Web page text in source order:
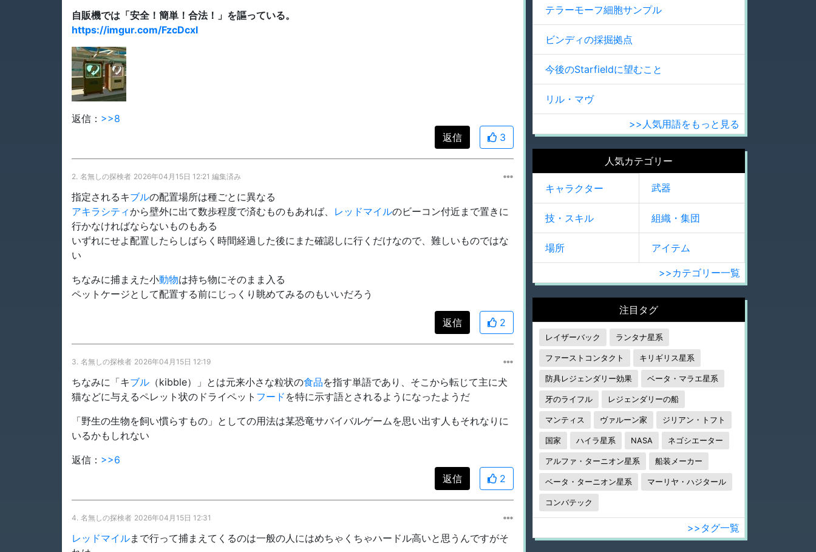
自販機では「安全！簡単！合法！」を謳っている。
https://imgur.com/FzcDcxI
返信： >>8
返信
3
2. 名無しの探検者 2026年04月15日 12:21 編集済み
指定されるキブルの配置場所は種ごとに異なる
アキラシティから壁外に出て数歩程度で済むものもあれば、 レッドマイルのビーコン付近まで置きに
行かなければならないものもある
いずれにせよ配置したらしばらく時間経過した後にまた確認しに行くだけなので、難しいものではな
い
ちなみに捕まえた小動物は持ち物にそのまま入る
ペットケージとして配置する前にじっくり眺めてみるのもいいだろう
返信 2
3. 名無しの探検者 2026年04月15日 12:19
ちなみに「キブル （kibble）」とは元来小さな粒状の食品を指す単語であり、そこから転じて主に犬
猫などに与えるペレット状のドライペット フード を特に示す語とされるようになったようだ
「野生の生物を飼い慣らすもの」としての用法は某恐竜サバイバルゲームを思い出す人もそれなりに
いるかもしれない
返信： >>6
返信
2
4. 名無しの探検者 2026年04月15日 12:31
レッドマイルまで行って捕まえてくるのは一般の人にはめちゃくちゃハードル高いと思うんですがそ
テラーモーフ細胞サンプル
ビンディの採掘拠点
今後のStarfieldに望むこと
リル・マヴ
>>人気用語をもっと見る
人気カテゴリー
キャラクター 武器
技・スキル 組織・集団
場所 アイテム
>>カテゴリー一覧
注目タグ
レイザーバック ランタナ星系
ファーストコンタクト キリギリス星系
防具レジェンダリー効果 ベータ・マラエ星系
牙のライフル レジェンダリーの船
マンティス ヴァルーン家 ジリアン・トフト
国家 ハイラ星系 NASA ネゴシエーター
アルファ・ターニオン星系 船装メーカー
ベータ・ターニオン星系 マーリヤ・ハジタール
コンバテック
>>タグ一覧